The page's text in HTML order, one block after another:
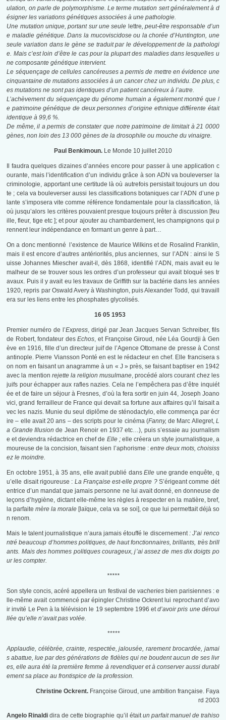
ulation, on parle de polymorphisme. Le terme mutation sert généralement à d
ésigner les variations génétiques associées à une pathologie.
Une mutation unique, portant sur une seule lettre, peut-être responsable d’un
e maladie génétique. Dans la mucoviscidose ou la chorée d’Huntington, une
seule variation dans le gène se traduit par le développement de la pathologi
e. Mais c’est loin d’être le cas pour la plupart des maladies dans lesquelles u
ne composante génétique intervient.
Le séquençage de cellules cancéreuses a permis de mettre en évidence une
cinquantaine de mutations associées à un cancer chez un individu. De plus, c
es mutations ne sont pas identiques d’un patient cancéreux à l’autre.
L’achèvement du séquençage du génome humain a également montré que l
e patrimoine génétique de deux personnes d’origine ethnique différente était
identique à 99,6 %.
De même, il a permis de constater que notre patrimoine de limitait à 21 0000
gènes, non loin des 13 000 gènes de la drosophile ou mouche du vinaigre.
Paul Benkimoun. Le Monde 10 juillet 2010
Il faudra quelques dizaines d’années encore pour passer à une application c
ourante, mais l’identification d’un individu grâce à son ADN va bouleverser la
criminologie, apportant une certitude là où autrefois persistait toujours un dou
te ; cela va bouleverser aussi les classifications botaniques car l’ADN d’une p
lante s’imposera vite comme référence fondamentale pour la classification, là
où jusqu’alors les critères pouvaient presque toujours prêter à discussion [feu
ille, fleur, tige etc ]; et pour ajouter au chambardement, les champignons qui p
rennent leur indépendance en formant un genre à part…
On a donc mentionné l’existence de Maurice Wilkins et de Rosalind Franklin,
mais il est encore d’autres antériorités, plus anciennes, sur l’ADN : ainsi le S
uisse Johannes Miescher avait-il, dès 1868, identifié l’ADN, mais avait eu le
malheur de se trouver sous les ordres d’un professeur qui avait bloqué ses tr
avaux. Puis il y avait eu les travaux de Griffith sur la bactérie dans les années
1920, repris par Oswald Avery à Washington, puis Alexander Todd, qui travaill
era sur les liens entre les phosphates glycolisés.
16 05 1953
Premier numéro de l’Express, dirigé par Jean Jacques Servan Schreiber, fils
de Robert, fondateur desEchos, et Françoise Giroud, née Léa Gourdji à Gen
ève en 1916, fille d’un directeur juif de l’Agence Ottomane de presse à Const
antinople. Pierre Viansson Ponté en est le rédacteur en chef. Elle francisera s
on nom en faisant un anagramme à un « J » près, se faisant baptiser en 1942
avec la mention rejette la religion musulmane, procédé alors courant chez les
juifs pour échapper aux rafles nazies. Cela ne l’empêchera pas d’être inquiét
ée et de faire un séjour à Fresnes, d’où la fera sortir en juin 44, Joseph Joano
vici, grand ferrailleur de France qui devait sa fortune aux affaires qu’il faisait a
vec les nazis. Munie du seul diplôme de sténodactylo, elle commença par écr
ire – elle avait 20 ans – des scripts pour le cinéma (Fanny,de Marc Allegret, L
a Grande Illusion de Jean Renoir en 1937 etc…), puis s’essaie au journalism
e et deviendra rédactrice en chef de Elle ; elle créera un style journalistique, a
moureuse de la concision, faisant sien l’aphorisme : entre deux mots, choisiss
ez le moindre.
En octobre 1951, à 35 ans, elle avait publié dansElle une grande enquête, q
u’elle disait rigoureuse : La Française est-elle propre ?S’érigeant comme dét
entrice d’un mandat que jamais personne ne lui avait donné, en donneuse de
leçons d’hygiène, dictant elle-même les règles à respecter en la matière, bref,
la parfaitemère la morale [laïque, cela va se soi], ce que lui permettait déjà so
n renom.
Mais le talent journalistique n’aura jamais étouffé le discernement: J’ai renco
ntré beaucoup d’hommes politiques, de haut fonctionnaires, brillants, très brill
ants. Mais des hommes politiques courageux, j’ai assez de mes dix doigts po
ur les compter.
*****
Son style concis, acéré appellera un festival de vacheries bien parisiennes : e
lle-même avait commencé par épingler Christine Ockrent lui reprochant d’avo
ir invité Le Pen à la télévision le 19 septembre 1996 etd’avoir pris une déroui
llée qu’elle n’avait pas volée.
*****
Applaudie, célébrée, crainte, respectée, jalousée, rarement brocardée, jamai
s abattue, lue par des générations de fidèles qui ne boudent aucun de ses livr
es, elle aura été la première femme à revendiquer et à conserver aussi durabl
ement sa place au frontispice de la profession.
Christine Ockrent.Françoise Giroud, une ambition française. Faya
rd 2003
Angelo Rinaldi dira de cette biographie qu’il étaitun parfait manuel de trahiso